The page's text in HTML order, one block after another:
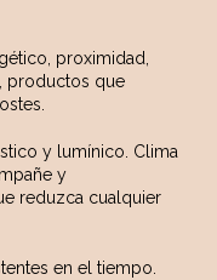
proximidad,
productos que
y lumínico. Clima
y
reduzca cualquier
en el tiempo.